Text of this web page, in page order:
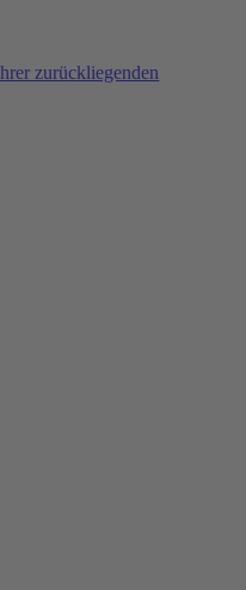
zurückliegenden